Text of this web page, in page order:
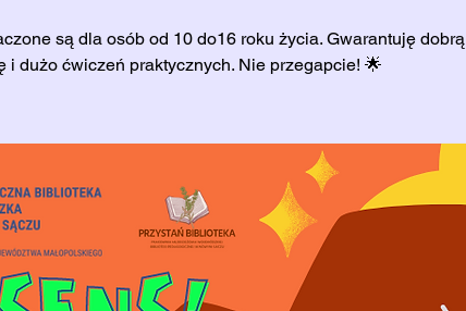
są dla osób od 10 do16 roku życia. Gwarantuję dobrą
i dużo ćwiczeń praktycznych. Nie przegapcie! 🌟